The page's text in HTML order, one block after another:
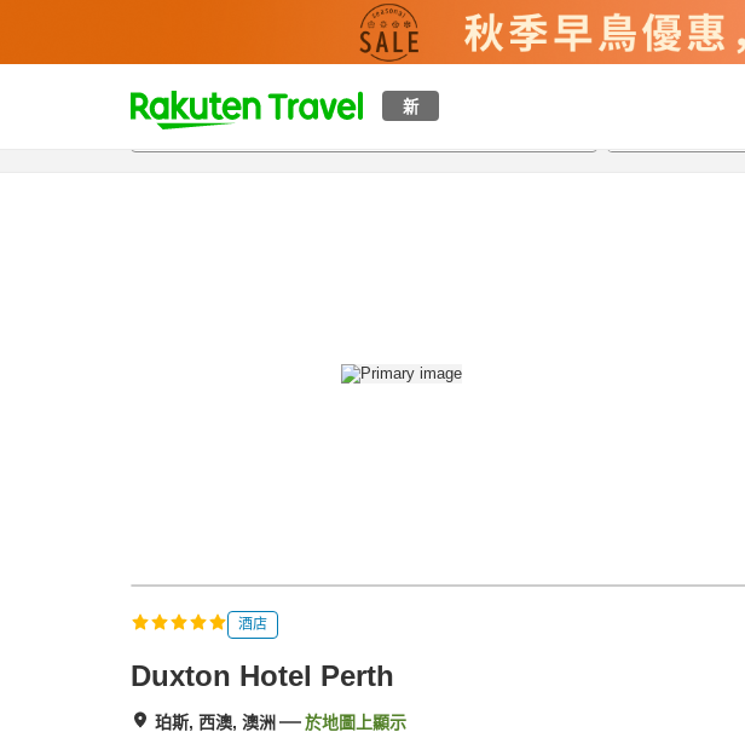
新
t
p
概覽房間及住宿方案 評價設施
酒店
Duxton Hotel Perth
珀斯, 西澳, 澳洲 於地圖上顯示